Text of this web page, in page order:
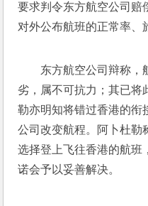
要求判令东方航空公司赔
对外公布航班的正常率、
东方航空公司辩称，
劣，属不可抗力；其已将
勒亦明知将错过香港的衔
公司改变航程。阿卜杜勒
选择登上飞往香港的航班
诺会予以妥善解决。